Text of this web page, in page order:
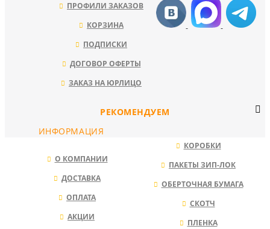
ПРОФИЛИ ЗАКАЗОВ
КОРЗИНА
ПОДПИСКИ
ДОГОВОР ОФЕРТЫ
ЗАКАЗ НА ЮРЛИЦО
РЕКОМЕНДУЕМ
КОРОБКИ
ПАКЕТЫ ЗИП-ЛОК
ОБЕРТОЧНАЯ БУМАГА
СКОТЧ
ПЛЕНКА
ИНФОРМАЦИЯ
О КОМПАНИИ
ДОСТАВКА
ОПЛАТА
АКЦИИ